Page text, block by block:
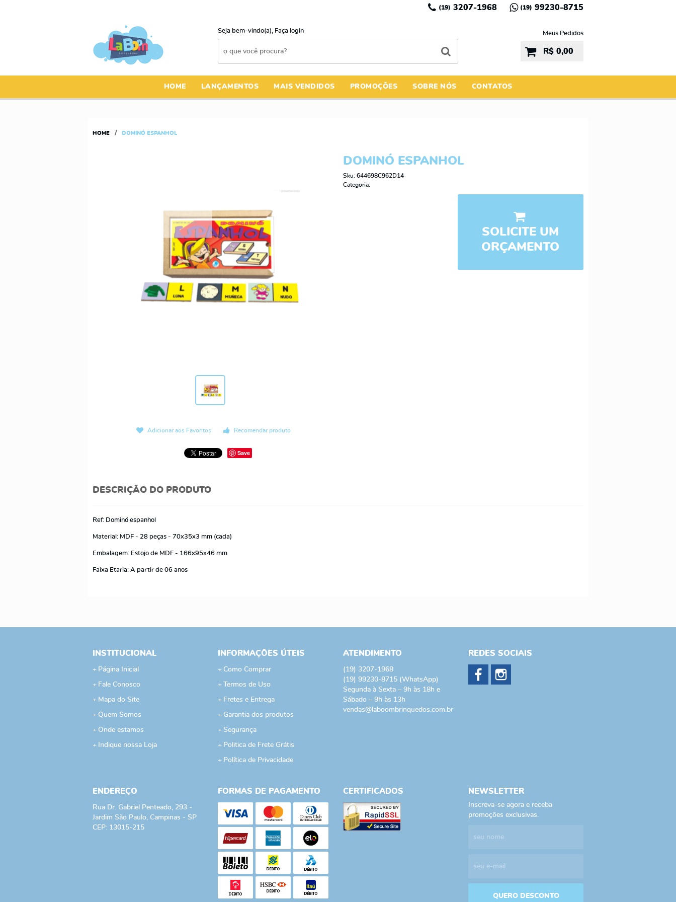
(19) 3207-1968 (19) 99230-8715
Seja bem-vindo(a), Faça login Meus Pedidos
R$ 0,00
HOME LANÇAMENTOS MAIS VENDIDOS PROMOÇÕES SOBRE NÓS CONTATOS
HOME DOMINÓ ESPANHOL
Adicionar aos Favoritos Recomendar produto
Save
DOMINÓ ESPANHOL
Sku: 644698C962D14
Categoria:
SOLICITE UM
ORÇAMENTO
DESCRIÇÃO DO PRODUTO
Ref: Dominó espanhol
Material: MDF - 28 peças - 70x35x3 mm (cada)
Embalagem: Estojo de MDF - 166x95x46 mm
Faixa Etaria: A partir de 06 anos
INSTITUCIONAL
Página Inicial
Fale Conosco
Mapa do Site
Quem Somos
Onde estamos
Indique nossa Loja
INFORMAÇÕES ÚTEIS
Como Comprar
Termos de Uso
Fretes e Entrega
Garantia dos produtos
Segurança
Politica de Frete Grátis
Política de Privacidade
ATENDIMENTO
(19) 3207-1968
(19) 99230-8715 (WhatsApp)
Segunda à Sexta – 9h às 18h e
Sábado – 9h às 13h
vendas@laboombrinquedos.com.br
REDES SOCIAIS
ENDEREÇO
Rua Dr. Gabriel Penteado, 293 -
Jardim São Paulo, Campinas - SP
CEP: 13015-215
FORMAS DE PAGAMENTO CERTIFICADOS NEWSLETTER
Inscreva-se agora e receba
promoções exclusivas.
QUERO DESCONTO